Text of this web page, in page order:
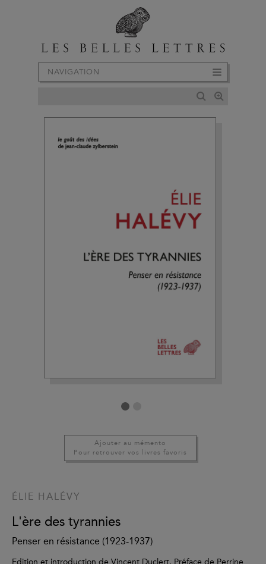
NAVIGATION
Ajouter au mémento
Pour retrouver vos livres favoris
ÉLIE HALÉVY
L'ère des tyrannies
Penser en résistance (1923-1937)
Edition et introduction de Vincent Duclert. Préface de Perrine